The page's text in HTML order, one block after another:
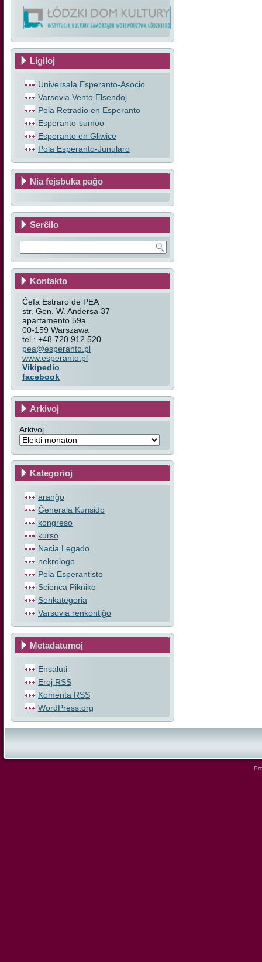
Ligiloj
Universala Esperanto-Asocio
Varsovia Vento Elsendoj
Pola Retradio en Esperanto
Esperanto-sumoo
Esperanto en Gliwice
Pola Esperanto-Junularo
Nia fejsbuka paĝo
Serĉilo
Kontakto
Ĉefa Estraro de PEA
str. Gen. W. Andersa 37
apartamento 59a
00-159 Warszawa
tel.: +48 720 912 520
pea@esperanto.pl
www.esperanto.pl
Vikipedio
facebook
Arkivoj
Arkivoj
Kategorioj
aranĝo
Ĝenerala Kunsido
kongreso
kurso
Nacia Legado
nekrologo
Pola Esperantisto
Scienca Pikniko
Senkategoria
Varsovia renkontiĝo
Metadatumoj
Ensaluti
Eroj RSS
Komenta RSS
WordPress.org